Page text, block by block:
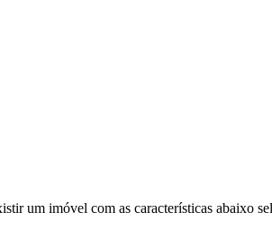
um imóvel com as características abaixo